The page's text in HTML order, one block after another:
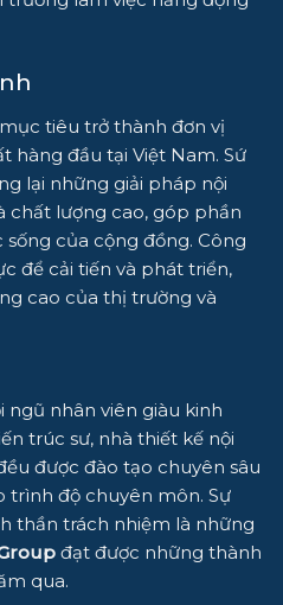
tiêu trở thành đơn vị
hàng đầu tại Việt Nam. Sứ
lại những giải pháp nội
chất lượng cao, góp phần
của cộng đồng. Công
để cải tiến và phát triển,
cao của thị trường và
ngũ nhân viên giàu kinh
trúc sư, nhà thiết kế nội
được đào tạo chuyên sâu
trình độ chuyên môn. Sự
thần trách nhiệm là những
đạt được những thành
qua.